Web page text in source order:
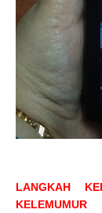
LANGKAH
KELEMUMUR